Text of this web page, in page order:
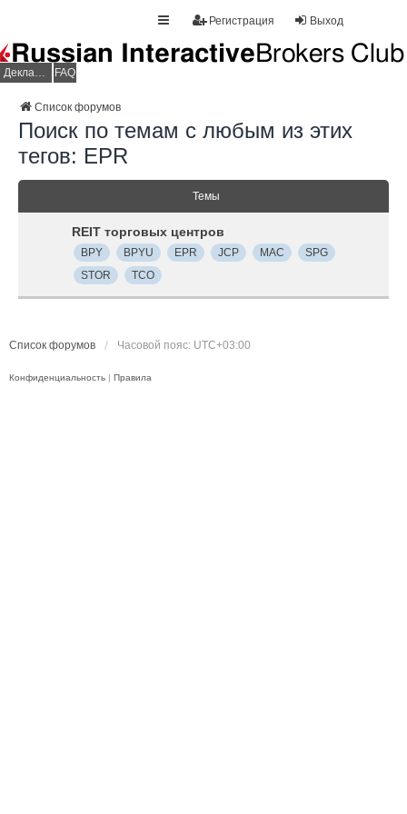
Выход
Регистрация
Декларация НДФЛ FAQ
Список форумов
Поиск по темам с любым из этих
тегов: EPR
Темы
REIT торговых центров
BPY BPYU EPR JCP MAC
SPG
STOR
TCO
Список форумов Часовой пояс: UTC+03:00
Конфиденциальность | Правила